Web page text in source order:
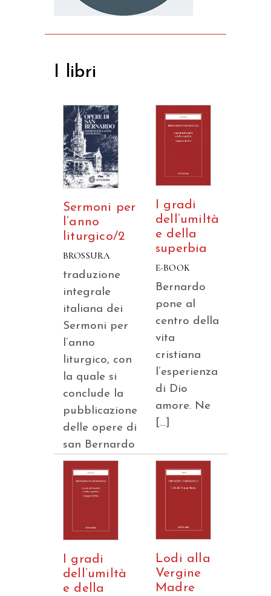
I libri
Sermoni per
l’anno
liturgico/2
BROSSURA
traduzione
integrale
italiana dei
Sermoni per
l’anno
liturgico, con
la quale si
conclude la
pubblicazione
delle opere di
san Bernardo
I gradi
dell’umiltà
e della
superbia
E-BOOK
Bernardo
pone al
centro della
vita
cristiana
l’esperienza
di Dio
amore. Ne
[…]
I gradi
dell’umiltà
e della
Lodi alla
Vergine
Madre